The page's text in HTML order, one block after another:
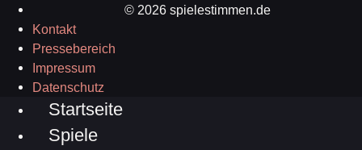
© 2026 spielestimmen.de
Kontakt
Pressebereich
Impressum
Datenschutz
Startseite
Spiele